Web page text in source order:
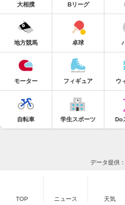
大相撲 Bリーグ
地方競馬 卓球
モーター フィギュア ウ
自転車 学生スポーツ Do
データ提供
TOP ニュース 天気